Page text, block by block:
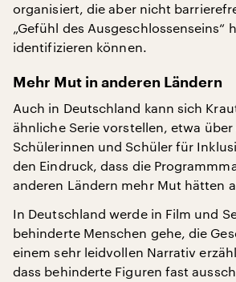
organisiert, die aber nicht
„Gefühl des Ausgeschlossenseins“
identifizieren können.
Mehr Mut in anderen Ländern
Auch in Deutschland kann sich
ähnliche Serie vorstellen, etwa über
Schülerinnen und Schüler für
den Eindruck, dass die
anderen Ländern mehr Mut hätten
In Deutschland werde in Film und
behinderte Menschen gehe, die
einem sehr leidvollen Narrativ
dass behinderte Figuren fast